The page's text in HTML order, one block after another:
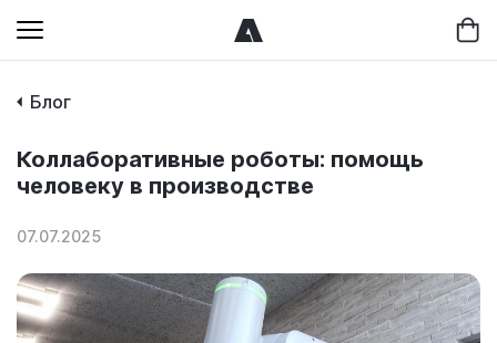
Блог
Коллаборативные роботы: помощь
человеку в производстве
07.07.2025